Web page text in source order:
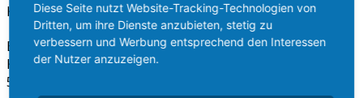
Kontakt
Bigge-Lenne Gesamtschule
Kopernikusstr. 22 - 24
57413 Finnentrop
Diese Seite nutzt Website-Tracking-Technologien von
Dritten, um ihre Dienste anzubieten, stetig zu
verbessern und Werbung entsprechend den Interessen
der Nutzer anzuzeigen.